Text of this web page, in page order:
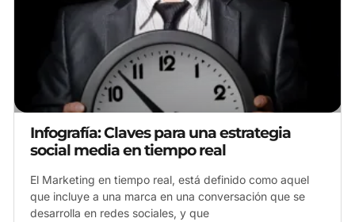
Infografía: Claves para una estrategia
social media en tiempo real
El Marketing en tiempo real, está definido como aquel
que incluye a una marca en una conversación que se
desarrolla en redes sociales, y que